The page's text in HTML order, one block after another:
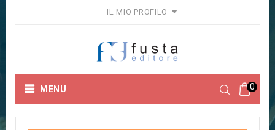
IL MIO PROFILO
0
MENU